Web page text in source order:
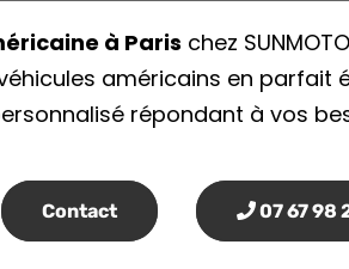
à Paris chez
américains en
répondant à vos
Contact 07 67 98